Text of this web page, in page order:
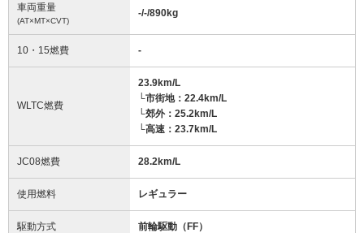
車両重量
(AT×MT×CVT)
-/-/890kg
10・15燃費 -
WLTC燃費
23.9km/L
└市街地：22.4km/L
└郊外：25.2km/L
└高速：23.7km/L
JC08燃費 28.2km/L
使用燃料 レギュラー
駆動方式 前輪駆動（FF）